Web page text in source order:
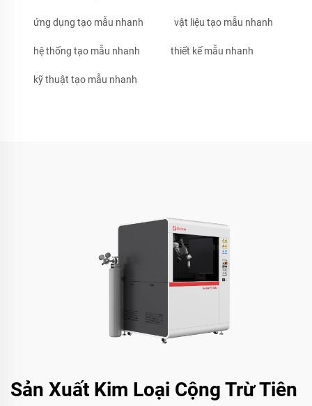
ứng dụng tạo mẫu nhanh vật liệu tạo mẫu nhanh
hệ thống tạo mẫu nhanh thiết kế mẫu nhanh
kỹ thuật tạo mẫu nhanh
Sản Xuất Kim Loại Cộng Trừ Tiên